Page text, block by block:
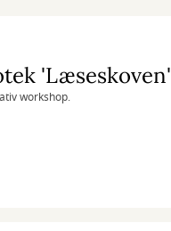
'Læseskoven'
workshop.